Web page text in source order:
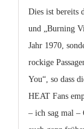
Dies ist bereits
und „Burning
Jahr 1970,
rockige
You“, so dass
HEAT Fans
– ich sag mal –